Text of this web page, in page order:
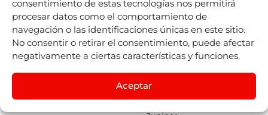
consentimiento de estas tecnologías nos permitirá
procesar datos como el comportamiento de
navegación o las identificaciones únicas en este sitio.
No consentir o retirar el consentimiento, puede afectar
negativamente a ciertas características y funciones.
Aceptar
Español
estamos
Life At
Juniper
Eventos
Blog
Juniper
CruisesbyIST
Juniper
Experiences
byNexus
Flights
Lleego
remoto
Contact
mailing
Listado de
Sellers